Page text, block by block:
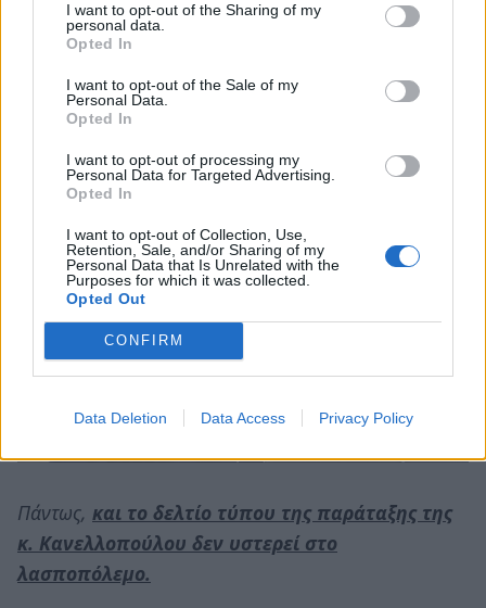
I want to opt-out of the Sharing of my
personal data.
Opted In
I want to opt-out of the Sale of my
Personal Data.
Opted In
I want to opt-out of processing my
Personal Data for Targeted Advertising.
Opted In
I want to opt-out of Collection, Use,
Retention, Sale, and/or Sharing of my
Personal Data that Is Unrelated with the
Purposes for which it was collected.
Opted Out
CONFIRM
Data Deletion Data Access Privacy Policy
Διότι, όπως είπε ο μεγάλος κωμικός Γκράουτσο
Μάρξ: «αυτές είναι οι αρχές μου, αλλά εντάξει,
αν δε σας αρέσουν έχω και άλλες»!
Πάντως, και το δελτίο τύπου της παράταξης της
κ. Κανελλοπούλου δεν υστερεί στο
λασποπόλεμο.